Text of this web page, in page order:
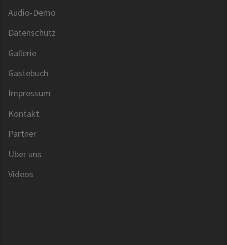
Audio-Demo
Datenschutz
Gallerie
Gästebuch
Impressum
Kontakt
Partner
Über uns
Videos